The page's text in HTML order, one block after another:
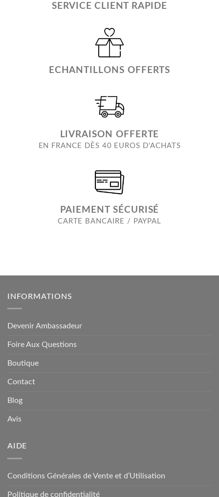
SERVICE CLIENT RAPIDE
ECHANTILLONS OFFERTS
LIVRAISON OFFERTE
EN FRANCE DÈS 40 EUROS D'ACHATS
PAIEMENT SÉCURISÉ
CARTE BANCAIRE / PAYPAL
INFORMATIONS
Devenir Ambassadeur
Foire Aux Questions
Boutique
Contact
Blog
Avis
AIDE
Conditions Générales de Vente et d’Utilisation
Politique de confidentialité